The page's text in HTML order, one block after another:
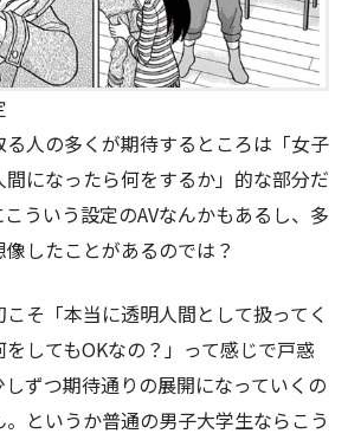
人の多くが期待するところは「女子
になったら何をするか」的な部分だ
ういう設定のAVなんかもあるし、多
したことがあるのでは？
そ「本当に透明人間として扱ってく
してもOKなの？」って感じで戸惑
ずつ期待通りの展開になっていくの
というか普通の男子大学生ならこう